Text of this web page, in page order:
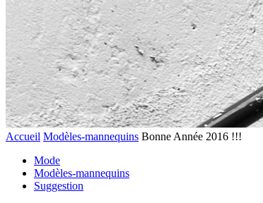
Accueil Modèles-mannequins Bonne Année 2016 !!!
Mode
Modèles-mannequins
Suggestion